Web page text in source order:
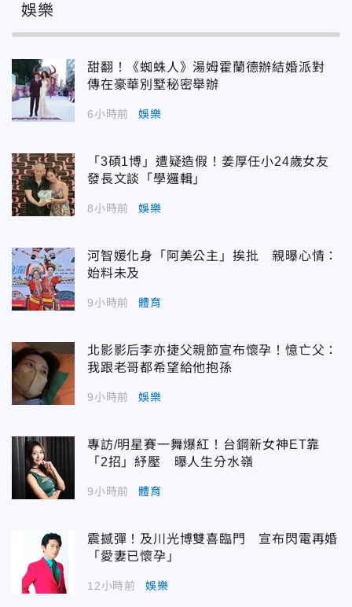
娛樂
甜翻！《蜘蛛人》湯姆霍蘭德辦結婚派對
傳在豪華別墅秘密舉辦
6小時前 娛樂
「3碩1博」遭疑造假！姜厚任小24歲女友
發長文談「學邏輯」
8小時前 娛樂
河智媛化身「阿美公主」挨批 親曝心情：
始料未及
9小時前 體育
北影影后李亦捷父親節宣布懷孕！憶亡父：
我跟老哥都希望給他抱孫
9小時前 娛樂
專訪/明星賽一舞爆紅！台鋼新女神ET靠
「2招」紓壓 曝人生分水嶺
9小時前 體育
震撼彈！及川光博雙喜臨門 宣布閃電再婚
「愛妻已懷孕」
12小時前 娛樂